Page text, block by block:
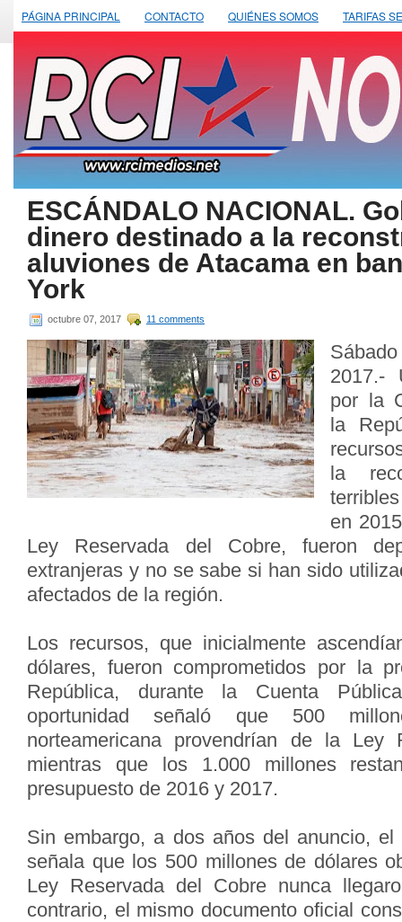
PÁGINA PRINCIPAL CONTACTO QUIÉNES SOMOS TARIFAS
ESCÁNDALO NACIONAL.
dinero destinado a la
aluviones de Atacama en
York
octubre 07, 2017 11 comments
2017.-
por la
la
la
en
Ley Reservada del Cobre, fueron
extranjeras y no se sabe si han sido
afectados de la región.
Los recursos, que inicialmente
dólares, fueron comprometidos por la
República, durante la Cuenta
oportunidad señaló que 500
norteamericana provendrían de la Ley
mientras que los 1.000 millones
presupuesto de 2016 y 2017.
Sin embargo, a dos años del anuncio, el
señala que los 500 millones de dólares
Ley Reservada del Cobre nunca
contrario, el mismo documento oficial